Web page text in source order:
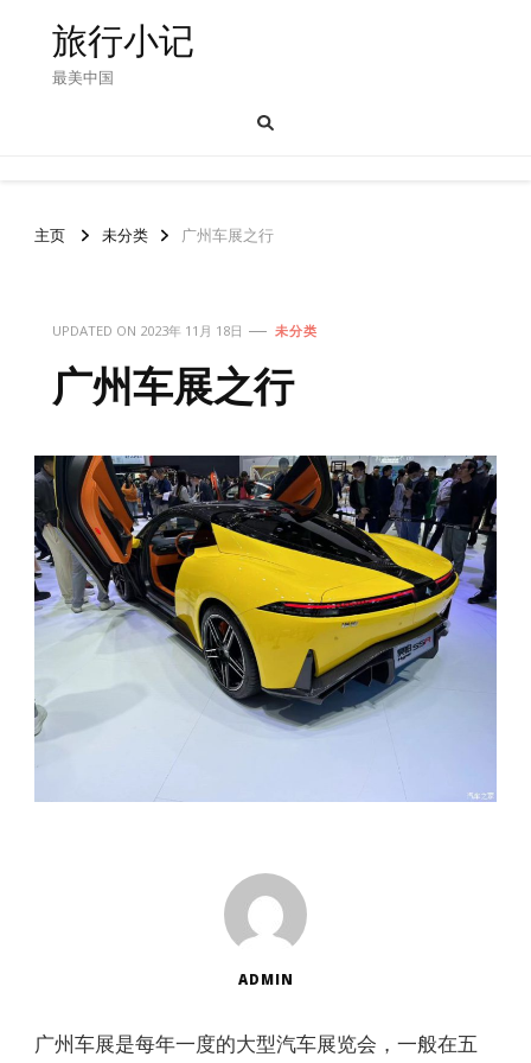
旅行小记
最美中国
主页 未分类 广州车展之行
UPDATED ON 2023年 11月 18日 未分类
广州车展之行
ADMIN
广州车展是每年一度的大型汽车展览会，一般在五